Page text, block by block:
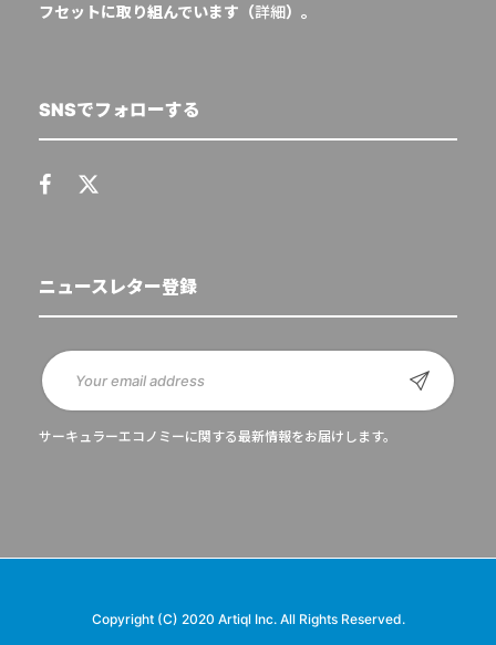
フセットに取り組んでいます（詳細）。
SNSでフォローする
ニュースレター登録
サーキュラーエコノミーに関する最新情報をお届けします。
Copyright (C) 2020 Artiql Inc. All Rights Reserved.